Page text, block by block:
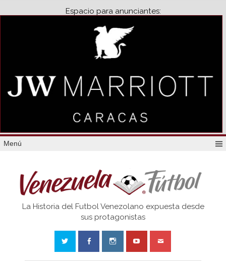
Espacio para anunciantes:
Menú
Venezuela
La Historia del Futbol Venezolano expuesta desde
sus protagonistas